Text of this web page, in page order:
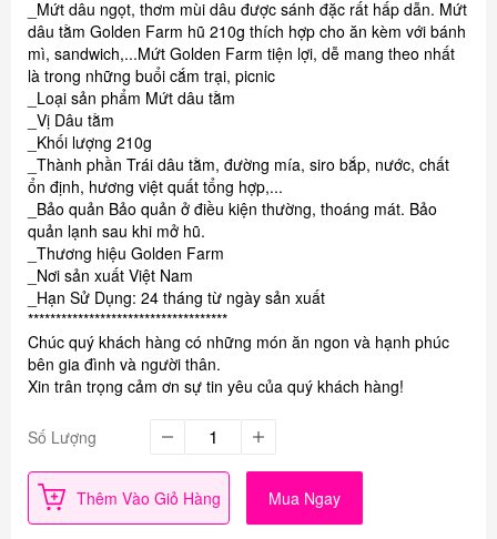
_Mứt dâu ngọt, thơm mùi dâu được sánh đặc rất hấp dẫn. Mứt
dâu tằm Golden Farm hũ 210g thích hợp cho ăn kèm với bánh
mì, sandwich,...Mứt Golden Farm tiện lợi, dễ mang theo nhất
là trong những buổi cắm trại, picnic
_Loại sản phẩm Mứt dâu tằm
_Vị Dâu tằm
_Khối lượng 210g
_Thành phần Trái dâu tằm, đường mía, siro bắp, nước, chất
ổn định, hương việt quất tổng hợp,...
_Bảo quản Bảo quản ở điều kiện thường, thoáng mát. Bảo
quản lạnh sau khi mở hũ.
_Thương hiệu Golden Farm
_Nơi sản xuất Việt Nam
_Hạn Sử Dụng: 24 tháng từ ngày sản xuất
************************************
Chúc quý khách hàng có những món ăn ngon và hạnh phúc
bên gia đình và người thân.
Xin trân trọng cảm ơn sự tin yêu của quý khách hàng!
Số Lượng
Thêm Vào Giỏ Hàng Mua Ngay